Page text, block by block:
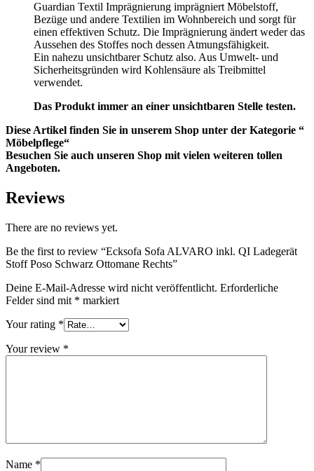
Guardian Textil Imprägnierung imprägniert Möbelstoff,
Bezüge und andere Textilien im Wohnbereich und sorgt für
einen effektiven Schutz. Die Imprägnierung ändert weder das
Aussehen des Stoffes noch dessen Atmungsfähigkeit.
Ein nahezu unsichtbarer Schutz also. Aus Umwelt- und
Sicherheitsgründen wird Kohlensäure als Treibmittel
verwendet.
Das Produkt immer an einer unsichtbaren Stelle testen.
Diese Artikel finden Sie in unserem Shop unter der Kategorie “
Möbelpflege“
Besuchen Sie auch unseren Shop mit vielen weiteren tollen
Angeboten.
Reviews
There are no reviews yet.
Be the first to review “Ecksofa Sofa ALVARO inkl. QI Ladegerät
Stoff Poso Schwarz Ottomane Rechts”
Deine E-Mail-Adresse wird nicht veröffentlicht. Erforderliche
Felder sind mit * markiert
Your rating *
Your review *
Name *